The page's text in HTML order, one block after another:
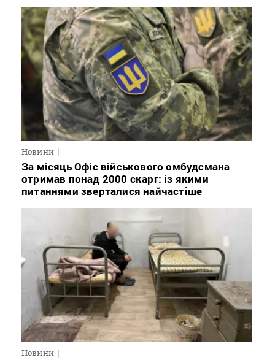
Новини
За місяць Офіс військового омбудсмана
отримав понад 2000 скарг: із якими
питаннями зверталися найчастіше
Новини